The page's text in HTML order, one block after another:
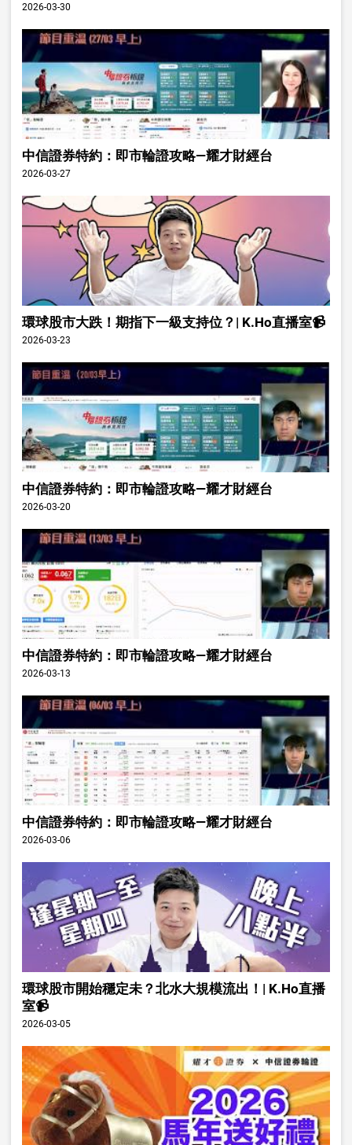
2026-03-30
中信證券特約：即市輪證攻略—耀才財經台
2026-03-27
環球股市大跌！期指下一級支持位？| K.Ho直播室📹
2026-03-23
中信證券特約：即市輪證攻略—耀才財經台
2026-03-20
中信證券特約：即市輪證攻略—耀才財經台
2026-03-13
中信證券特約：即市輪證攻略—耀才財經台
2026-03-06
環球股市開始穩定未？北水大規模流出！| K.Ho直播
室📹
2026-03-05